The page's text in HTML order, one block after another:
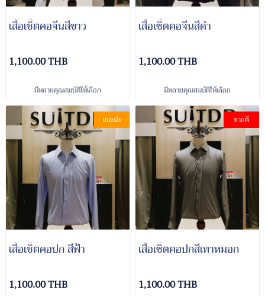
เสื้อเชิ้ตคอจีนสีขาว
1,100.00 THB
มีหลายคุณสมบัติให้เลือก
เสื้อเชิ้ตคอจีนสีดำ
1,100.00 THB
มีหลายคุณสมบัติให้เลือก
แนะนำ
เสื้อเชิ้ตคอปก สีฟ้า
1,100.00 THB
ขายดี
เสื้อเชิ้ตคอปกสีเทาหมอก
1,100.00 THB